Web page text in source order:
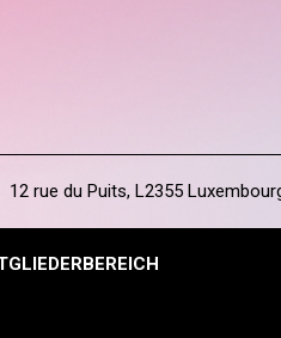
12 rue du Puits, L2355